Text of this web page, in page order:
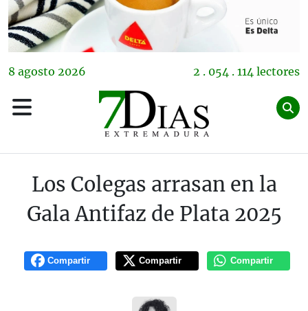
8 agosto 2026 2 . 054 . 114 lectores
Los Colegas arrasan en la
Gala Antifaz de Plata 2025
Compartir Compartir Compartir